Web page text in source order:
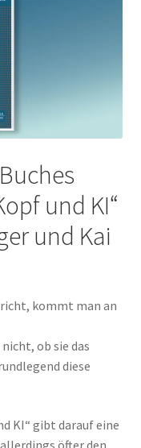
und KI“
und Kai
kommt man an
ob sie das
diese
KI“ gibt darauf eine
öfter den